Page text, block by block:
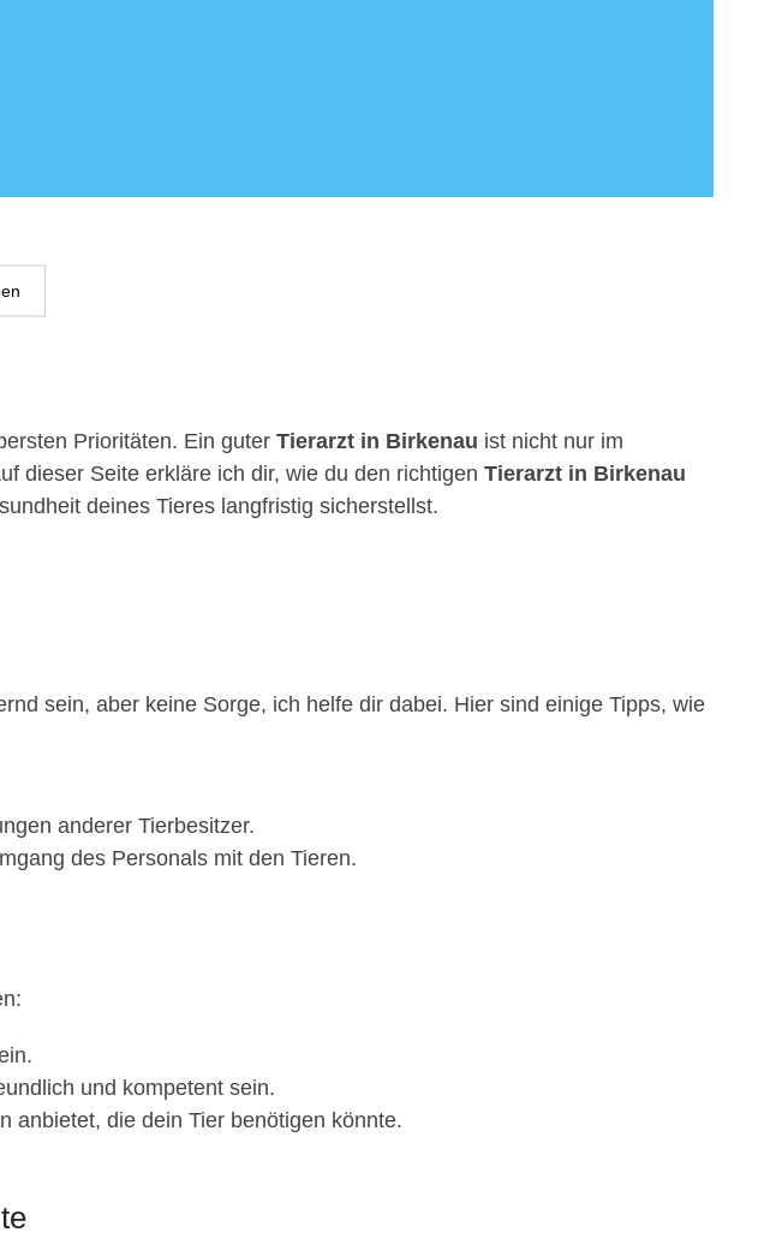
Prioritäten. Ein guter Tierarzt in Birkenau ist nicht nur im
dieser Seite erkläre ich dir, wie du den richtigen Tierarzt in Birkenau
deines Tieres langfristig sicherstellst.
sein, aber keine Sorge, ich helfe dir dabei. Hier sind einige Tipps, wie
anderer Tierbesitzer.
des Personals mit den Tieren.
und kompetent sein.
anbietet, die dein Tier benötigen könnte.